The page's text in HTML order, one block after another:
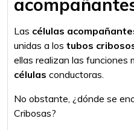
Las células
unidas a los tubos
ellas realizan las funciones
células conductoras.
No obstante, ¿dónde se
Cribosas?